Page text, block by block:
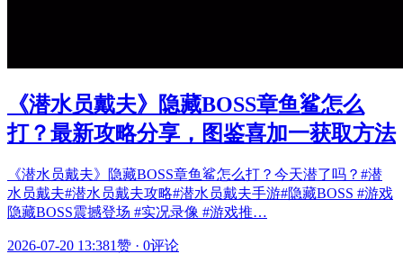
《潜水员戴夫》隐藏BOSS章鱼鲨怎么
打？最新攻略分享，图鉴喜加一获取方法
《潜水员戴夫》隐藏BOSS章鱼鲨怎么打？今天潜了吗？#潜
水员戴夫#潜水员戴夫攻略#潜水员戴夫手游#隐藏BOSS #游戏
隐藏BOSS震撼登场 #实况录像 #游戏推…
2026-07-20 13:381赞 · 0评论